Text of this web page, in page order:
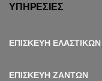
ΥΠΗΡΕΣΙΕΣ
ΕΠΙΣΚΕΥΗ ΕΛΑΣΤΙΚΩΝ
ΕΠΙΣΚΕΥΗ ΖΑΝΤΩΝ